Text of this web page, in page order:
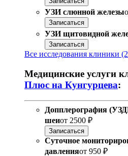
УЗИ слюнной железы
Записаться
УЗИ щитовидной
Записаться
Все исследования клиники
Медицинские услуги
Плюс на Кунгурцева:
Допплерография
шеиот 2500 ₽
Записаться
Суточное
давленияот 950 ₽